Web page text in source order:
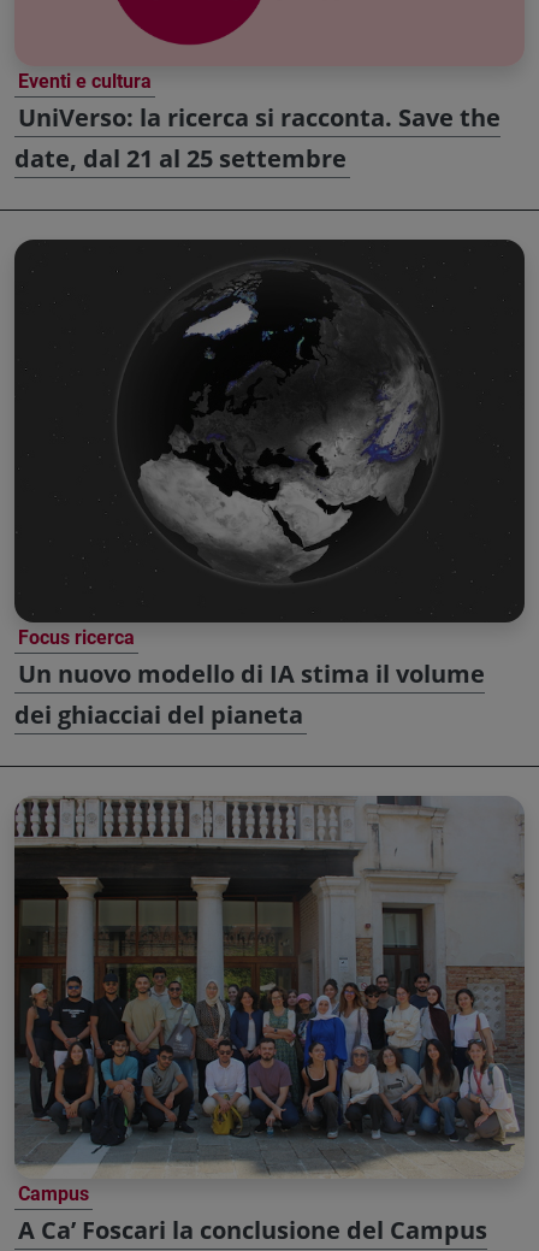
Eventi e cultura
UniVerso: la ricerca si racconta. Save the
date, dal 21 al 25 settembre
Focus ricerca
Un nuovo modello di IA stima il volume
dei ghiacciai del pianeta
Campus
A Ca’ Foscari la conclusione del Campus